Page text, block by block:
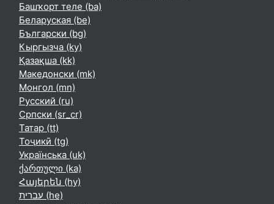
Башҡорт теле ‎(ba)‎
Беларуская ‎(be)‎
Български ‎(bg)‎
Кыргызча ‎(ky)‎
Қазақша ‎(kk)‎
Македонски ‎(mk)‎
Монгол ‎(mn)‎
Русский ‎(ru)‎
Српски ‎(sr_cr)‎
Татар ‎(tt)‎
Тоҷикӣ ‎(tg)‎
Українська ‎(uk)‎
ქართული ‎(ka)‎
Հայերեն ‎(hy)‎
עברית ‎(he)‎